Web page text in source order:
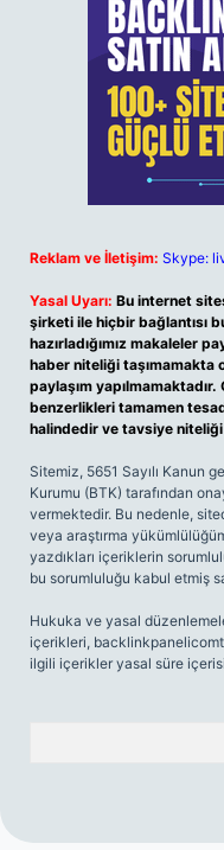
Reklam ve İletişim: Skype:
Yasal Uyarı: Bu internet
şirketi ile hiçbir bağlantısı
hazırladığımız makaleler
haber niteliği taşımamakta
paylaşım
benzerlikleri tamamen
halindedir ve tavsiye niteliği
Sitemiz, 5651 Sayılı Kanun
Kurumu (BTK) tarafından
vermektedir. Bu nedenle,
veya araştırma
yazdıkları içeriklerin
bu sorumluluğu kabul etmiş
Hukuka ve yasal
içerikleri,
ilgili içerikler yasal süre